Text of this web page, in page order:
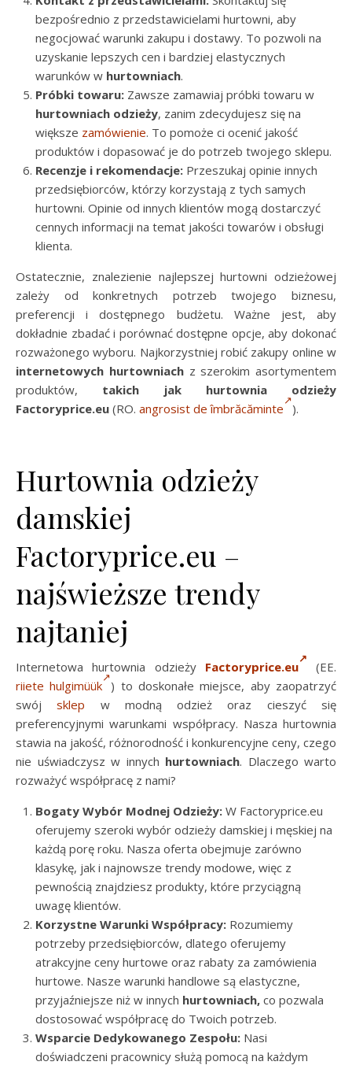
bezpośrednio z przedstawicielami hurtowni, aby
negocjować warunki zakupu i dostawy. To pozwoli na
uzyskanie lepszych cen i bardziej elastycznych
warunków w hurtowniach.
Próbki towaru: Zawsze zamawiaj próbki towaru w
hurtowniach odzieży, zanim zdecydujesz się na
większe zamówienie. To pomoże ci ocenić jakość
produktów i dopasować je do potrzeb twojego sklepu.
Recenzje i rekomendacje: Przeszukaj opinie innych
przedsiębiorców, którzy korzystają z tych samych
hurtowni. Opinie od innych klientów mogą dostarczyć
cennych informacji na temat jakości towarów i obsługi
klienta.
Ostatecznie, znalezienie najlepszej hurtowni odzieżowej
zależy od konkretnych potrzeb twojego biznesu,
preferencji i dostępnego budżetu. Ważne jest, aby
dokładnie zbadać i porównać dostępne opcje, aby dokonać
rozważonego wyboru. Najkorzystniej robić zakupy online w
internetowych hurtowniachz szerokim asortymentem
produktów, takich jak hurtownia odzieży
Factoryprice.eu (RO. angrosist de îmbrăcăminte ).
Hurtownia odzieży
damskiej
Factoryprice.eu –
najświeższe trendy
najtaniej
Internetowa hurtownia odzieży Factoryprice.eu
(EE.
riiete hulgimüük ) to doskonałe miejsce, aby zaopatrzyć
swójsklep w modną odzież oraz cieszyć się
preferencyjnymi warunkami współpracy. Nasza hurtownia
stawia na jakość, różnorodność i konkurencyjne ceny, czego
nie uświadczysz w innych hurtowniach. Dlaczego warto
rozważyć współpracę z nami?
Bogaty Wybór Modnej Odzieży: W Factoryprice.eu
oferujemy szeroki wybór odzieży damskiej i męskiej na
każdą porę roku. Nasza oferta obejmuje zarówno
klasykę, jak i najnowsze trendy modowe, więc z
pewnością znajdziesz produkty, które przyciągną
uwagę klientów.
Korzystne Warunki Współpracy: Rozumiemy
potrzeby przedsiębiorców, dlatego oferujemy
atrakcyjne ceny hurtowe oraz rabaty za zamówienia
hurtowe. Nasze warunki handlowe są elastyczne,
przyjaźniejsze niż w innych hurtowniach, co pozwala
dostosować współpracę do Twoich potrzeb.
Wsparcie Dedykowanego Zespołu: Nasi
doświadczeni pracownicy służą pomocą na każdym